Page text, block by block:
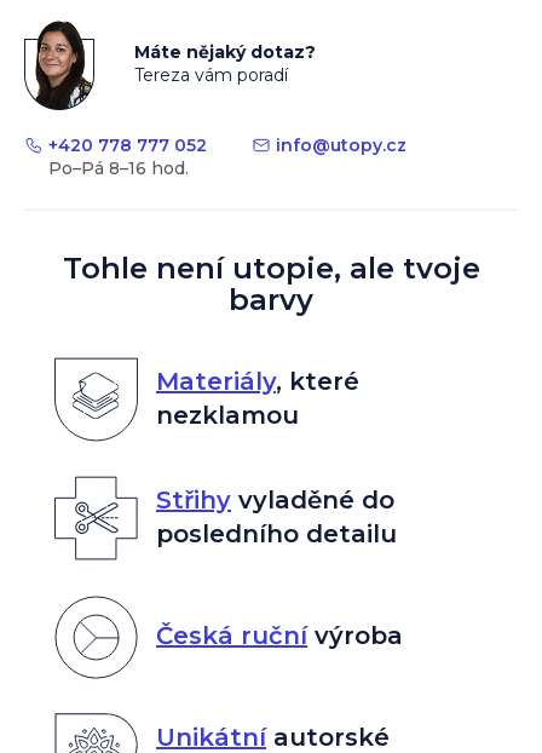
Máte nějaký dotaz?
Tereza vám poradí
+420 778 777 052 info@utopy.cz
Tohle není utopie, ale tvoje
barvy
Materiály, které
nezklamou
Střihyvyladěné do
posledního detailu
Česká ručnívýroba
Unikátníautorské